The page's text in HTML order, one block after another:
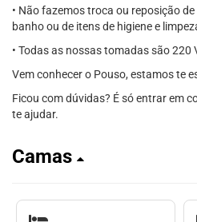
• Não fazemos troca ou reposição
banho ou de itens de higiene e
• Todas as nossas tomadas são 220
Vem conhecer o Pouso, estamos te
Ficou com dúvidas? É só entrar em
te ajudar.
Camas